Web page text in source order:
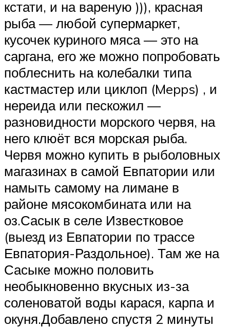
кстати, и на вареную ))), красная
рыба — любой супермаркет,
кусочек куриного мяса — это на
саргана, его же можно попробовать
поблеснить на колебалки типа
кастмастер или циклоп (Mepps) , и
нереида или пескожил —
разновидности морского червя, на
него клюёт вся морская рыба.
Червя можно купить в рыболовных
магазинах в самой Евпатории или
намыть самому на лимане в
районе мясокомбината или на
оз.Сасык в селе Известковое
(выезд из Евпатории по трассе
Евпатория-Раздольное). Там же на
Сасыке можно половить
необыкновенно вкусных из-за
соленоватой воды карася, карпа и
окуня.Добавлено спустя 2 минуты